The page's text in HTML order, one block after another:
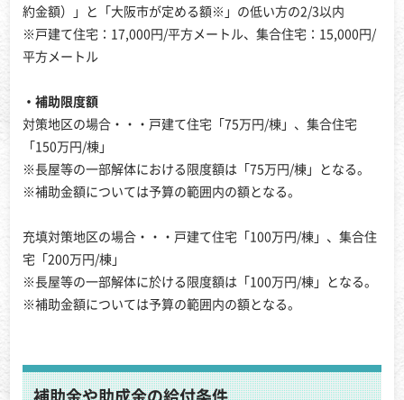
約金額）」と「大阪市が定める額※」の低い方の2/3以内
※戸建て住宅：17,000円/平方メートル、集合住宅：15,000円/
平方メートル
・補助限度額
対策地区の場合・・・戸建て住宅「75万円/棟」、集合住宅
「150万円/棟」
※長屋等の一部解体における限度額は「75万円/棟」となる。
※補助金額については予算の範囲内の額となる。
充填対策地区の場合・・・戸建て住宅「100万円/棟」、集合住
宅「200万円/棟」
※長屋等の一部解体に於ける限度額は「100万円/棟」となる。
※補助金額については予算の範囲内の額となる。